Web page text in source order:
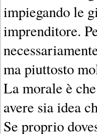
impiegando le
imprenditore.
ma piuttosto
La morale è
avere sia idea
Se proprio